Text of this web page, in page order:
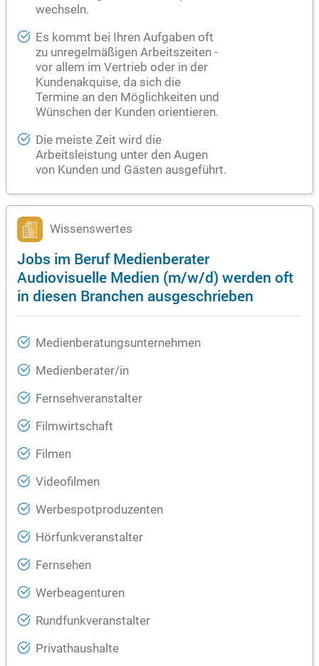
wechseln.
Es kommt bei Ihren Aufgaben oft
zu unregelmäßigen Arbeitszeiten -
vor allem im Vertrieb oder in der
Kundenakquise, da sich die
Termine an den Möglichkeiten und
Wünschen der Kunden orientieren.
Die meiste Zeit wird die
Arbeitsleistung unter den Augen
von Kunden und Gästen ausgeführt.
Wissenswertes
Jobs im Beruf Medienberater
Audiovisuelle Medien (m/w/d) werden oft
in diesen Branchen ausgeschrieben
Medienberatungsunternehmen
Medienberater/in
Fernsehveranstalter
Filmwirtschaft
Filmen
Videofilmen
Werbespotproduzenten
Hörfunkveranstalter
Fernsehen
Werbeagenturen
Rundfunkveranstalter
Privathaushalte